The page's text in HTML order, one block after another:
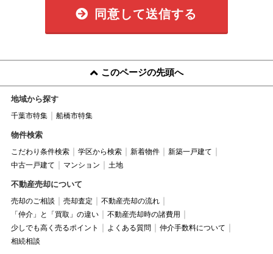
同意して送信する
このページの先頭へ
地域から探す
千葉市特集 船橋市特集
物件検索
こだわり条件検索 学区から検索 新着物件
新築一戸建て
中古一戸建て
マンション 土地
不動産売却について
売却のご相談 売却査定
不動産売却の流れ
「仲介」と「買取」の違い
不動産売却時の諸費用
少しでも高く売るポイント
よくある質問
仲介手数料について
相続相談